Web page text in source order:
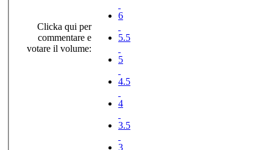
Clicka qui per
commentare e
votare il volume:
6
5.5
5
4.5
4
3.5
3